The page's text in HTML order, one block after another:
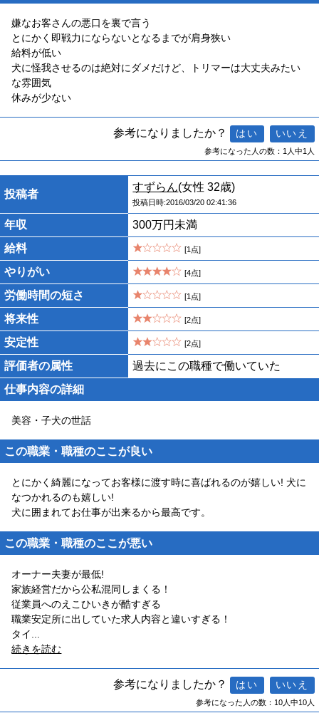
嫌なお客さんの悪口を裏で言う
とにかく即戦力にならないとなるまでが肩身狭い
給料が低い
犬に怪我させるのは絶対にダメだけど、トリマーは大丈夫みたい
な雰囲気
休みが少ない
参考になりましたか？
参考になった人の数：1人中1人
投稿者
すずらん(女性 32歳)
投稿日時:2016/03/20 02:41:36
年収
300万円未満
給料
[1点]
やりがい [4点]
労働時間の短さ [1点]
将来性 [2点]
安定性 [2点]
評価者の属性
過去にこの職種で働いていた
仕事内容の詳細
美容・子犬の世話
この職業・職種のここが良い
とにかく綺麗になってお客様に渡す時に喜ばれるのが嬉しい! 犬に
なつかれるのも嬉しい!
犬に囲まれてお仕事が出来るから最高です。
この職業・職種のここが悪い
オーナー夫妻が最低!
家族経営だから公私混同しまくる！
従業員へのえこひいきが酷すぎる
職業安定所に出していた求人内容と違いすぎる！
タイ
続きを読む
参考になりましたか？
参考になった人の数：10人中10人